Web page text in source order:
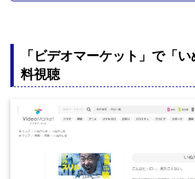
「ビデオマーケット」で「
料視聴